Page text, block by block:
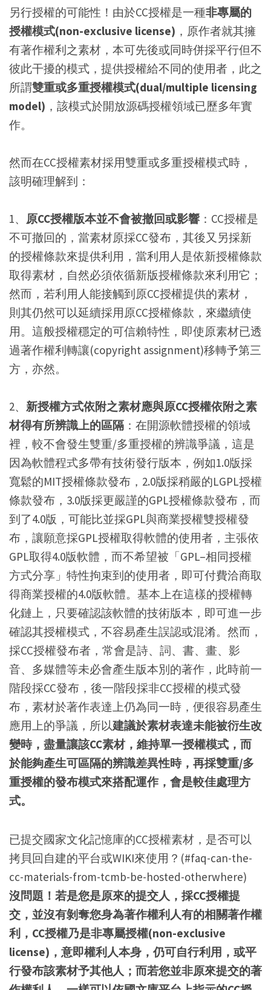
另行授權的可能性！由於CC授權是一種非專屬的
授權模式(non-exclusive license) ，原作者就其擁
有著作權利之素材，本可先後或同時併採平行但不
彼此干擾的模式，提供授權給不同的使用者，此之
所謂雙重或多重授權模式(dual/multiple licensing
model) ，該模式於開放源碼授權領域已歷多年實
作。
然而在CC授權素材採用雙重或多重授權模式時，
該明確理解到：
1、 原CC授權版本並不會被撤回或影響 ：CC授權是
不可撤回的，當素材原採CC發布，其後又另採新
的授權條款來提供利用，當利用人是依新授權條款
取得素材，自然必須依循新版授權條款來利用它；
然而，若利用人能接觸到原CC授權提供的素材，
則其仍然可以延續採用原CC授權條款，來繼續使
用。這般授權穩定的可信賴特性，即使原素材已透
過著作權利轉讓(copyright assignment)移轉予第三
方，亦然。
2、 新授權方式依附之素材應與原CC授權依附之素
材得有所辨識上的區隔 ：在開源軟體授權的領域
裡，較不會發生雙重/多重授權的辨識爭議，這是
因為軟體程式多帶有技術發行版本，例如1.0版採
寬鬆的MIT授權條款發布，2.0版採稍嚴的LGPL授權
條款發布，3.0版採更嚴謹的GPL授權條款發布，而
到了4.0版，可能比並採GPL與商業授權雙授權發
布，讓願意採GPL授權取得軟體的使用者，主張依
GPL取得4.0版軟體，而不希望被「GPL–相同授權
方式分享」特性拘束到的使用者，即可付費洽商取
得商業授權的4.0版軟體。基本上在這樣的授權轉
化鏈上，只要確認該軟體的技術版本，即可進一步
確認其授權模式，不容易產生誤認或混淆。然而，
採CC授權發布者，常會是詩、詞、書、畫、影
音、多媒體等未必會產生版本別的著作，此時前一
階段採CC發布，後一階段採非CC授權的模式發
布，素材於著作表達上仍為同一時，便很容易產生
應用上的爭議，所以建議於素材表達未能被衍生改
變時，盡量讓該CC素材，維持單一授權模式，而
於能夠產生可區隔的辨識差異性時，再採雙重/多
重授權的發布模式來搭配運作，會是較佳處理方
式。
已提交國家文化記憶庫的CC授權素材，是否可以
拷貝回自建的平台或WIKI來使用？(#faq-can-the-
cc-materials-from-tcmb-be-hosted-otherwhere)
沒問題！若是您是原來的提交人，採CC授權提
交，並沒有剝奪您身為著作權利人有的相關著作權
利，CC授權乃是非專屬授權(non-exclusive
license)，意即權利人本身，仍可自行利用，或平
行發布該素材予其他人；而若您並非原來提交的著